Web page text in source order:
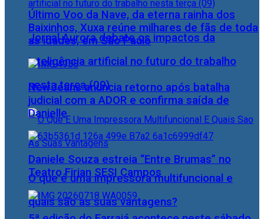
Jornal Aurora debate os impactos da
inteligência artificial no futuro do trabalho
nesta terça (09)
O que é uma impressora multifuncional e
quais são as suas vantagens?
Último Voo da Nave, da eterna rainha dos
Baixinhos, Xuxa reúne milhares de fãs de toda
as idades, em São Paulo
NewJeans anuncia retorno após batalha
judicial com a ADOR e confirma saída de
Danielle
Daniele Souza estreia “Entre Brumas” no
Teatro Firjan SESI Campos